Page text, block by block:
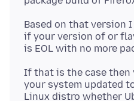
Based on that version
if your version of or
If that is the case then
your system updated
Linux distro whether